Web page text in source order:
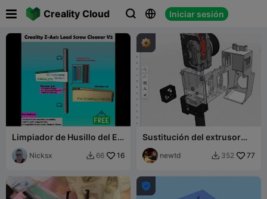
Creality Cloud   Iniciar sesión

Limpiador de Husillo del Eje
Z para Series Creality
Ender5/K1/K2 V2.0
Nicksx  66 16
Sustitución del extrusor
DXC y el hotend de la
K2Plus en la Ender 5 Max
newtd  352 77
